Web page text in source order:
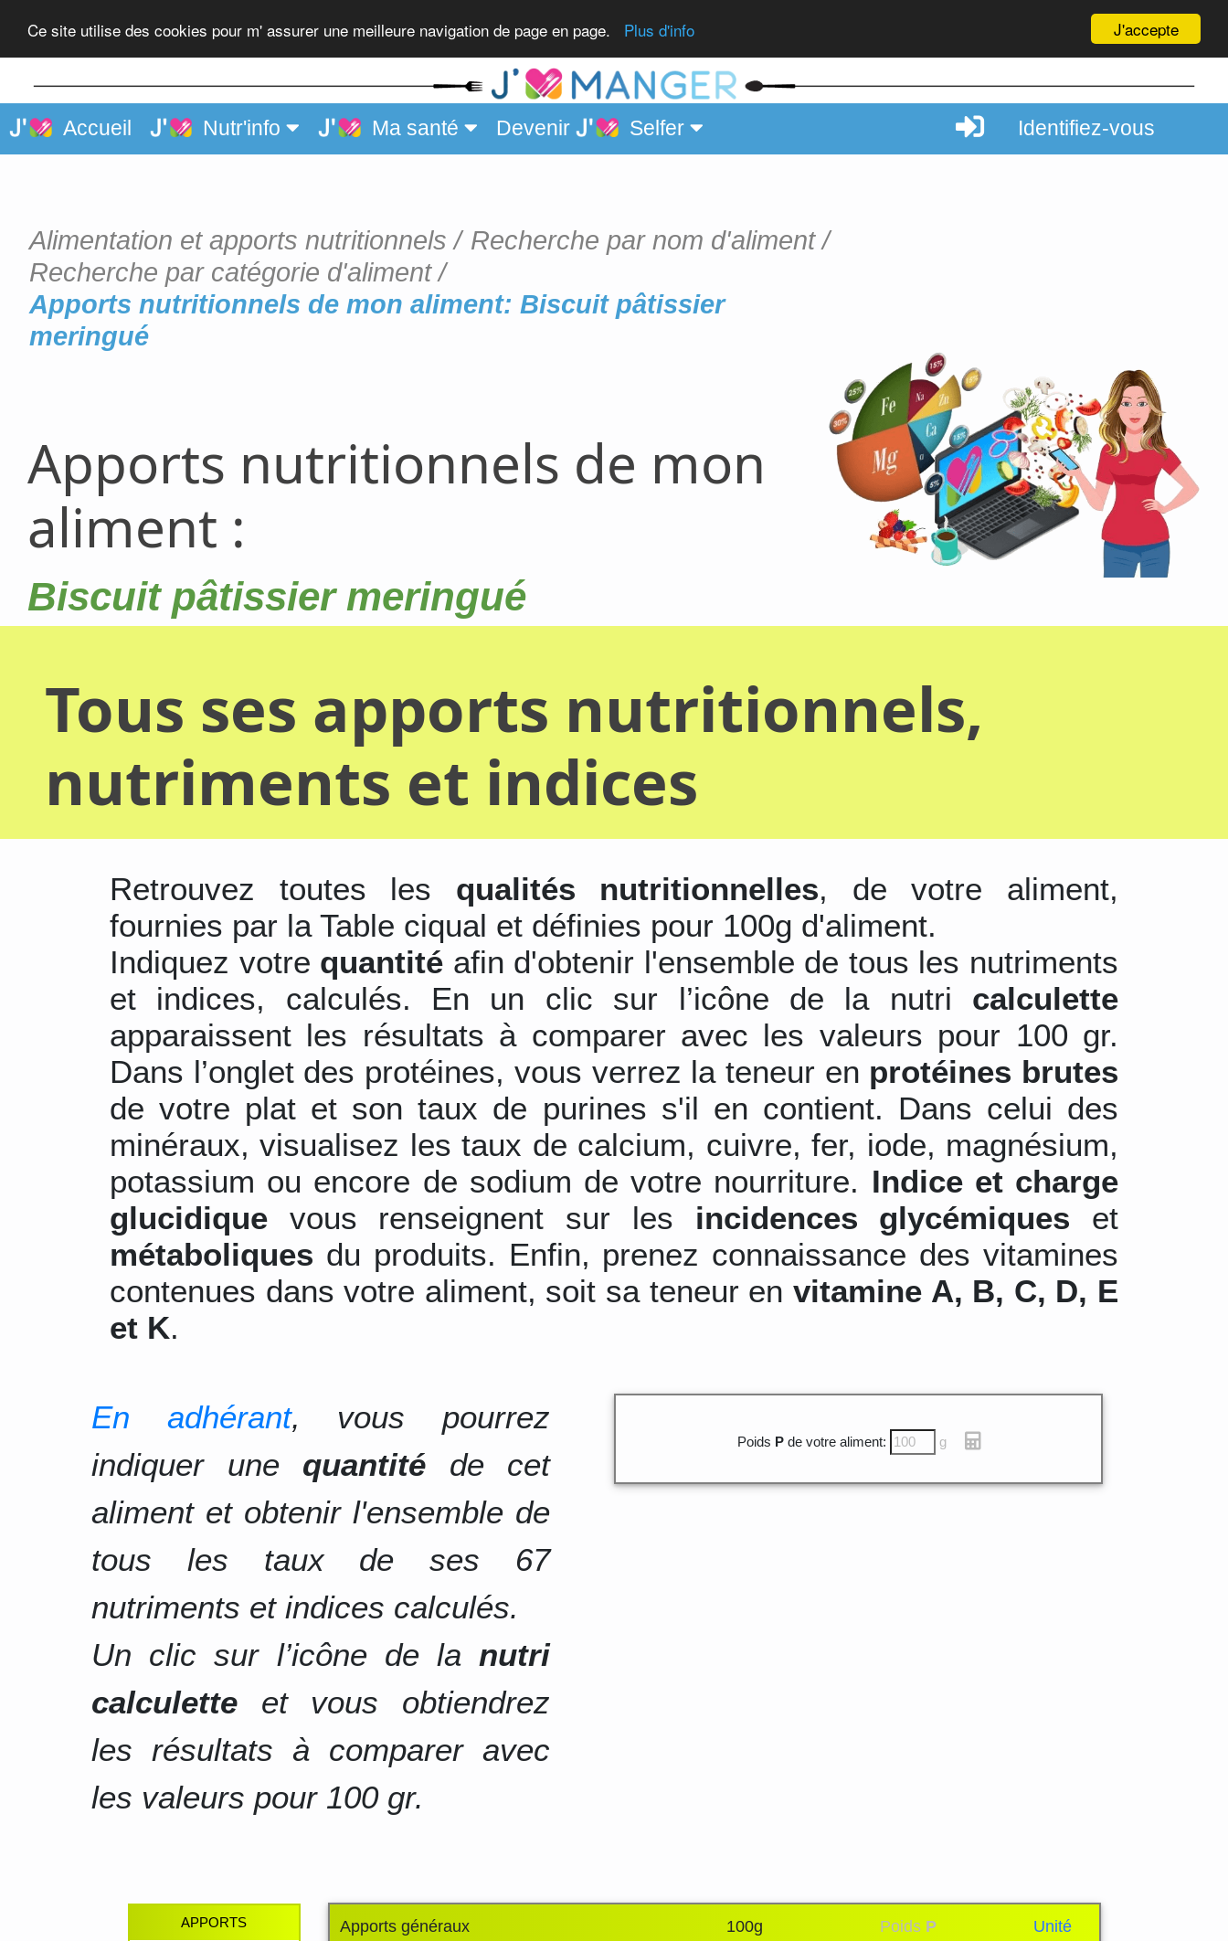
J'accepte
Ce site utilise des cookies pour m' assurer une meilleure navigation de page en page. Plus d'info
Biscuit pâtissier meringué
Accueil Nutr'info Ma santé Devenir Selfer Identifiez-vous
Alimentation et apports nutritionnels
Recherche par nom d'aliment
Recherche par catégorie d'aliment
Apports nutritionnels de mon aliment: Biscuit pâtissier
meringué
Apports nutritionnels de mon
aliment :
Biscuit pâtissier meringué
Tous ses apports nutritionnels,
nutriments et indices
Retrouvez toutes les qualités nutritionnelles, de votre aliment,
fournies par la Table ciqual et définies pour 100g d'aliment.
Indiquez votre quantité afin d'obtenir l'ensemble de tous les nutriments
et indices, calculés. En un clic sur l’icône de la nutri calculette
apparaissent les résultats à comparer avec les valeurs pour 100 gr.
Dans l’onglet des protéines, vous verrez la teneur en protéines brutes
de votre plat et son taux de purines s'il en contient. Dans celui des
minéraux, visualisez les taux de calcium, cuivre, fer, iode, magnésium,
potassium ou encore de sodium de votre nourriture. Indice et charge
glucidique vous renseignent sur les incidences glycémiques et
métaboliques du produits. Enfin, prenez connaissance des vitamines
contenues dans votre aliment, soit sa teneur en vitamine A, B, C, D, E
et K.
En adhérant, vous pourrez
indiquer une quantité de cet
aliment et obtenir l'ensemble de
tous les taux de ses 67
nutriments et indices calculés.
Un clic sur l’icône de la nutri
calculette et vous obtiendrez
les résultats à comparer avec
les valeurs pour 100 gr.
Poids Pde votre aliment: g
APPORTS Apports généraux 100g Poids P Unité